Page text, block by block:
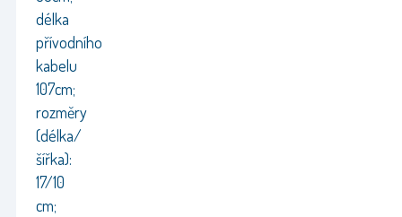
délka
přívodního
kabelu
107cm;
rozměry
(délka/
šířka):
17/10
cm;